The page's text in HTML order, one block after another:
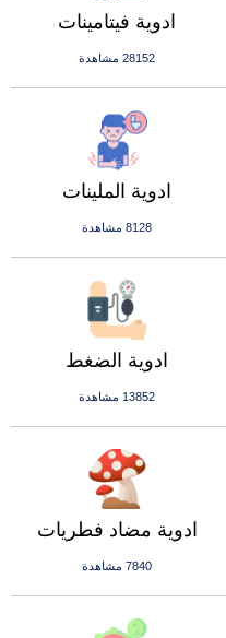
ادوية فيتامينات
28152 مشاهدة
ادوية الملينات
8128 مشاهدة
ادوية الضغط
13852 مشاهدة
ادوية مضاد فطريات
7840 مشاهدة